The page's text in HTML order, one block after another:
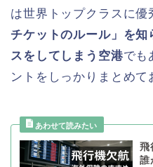
は世界トップクラスに優
チケットのルール」を知
スをしてしまう空港でも
ントをしっかりまとめて
飛
誰